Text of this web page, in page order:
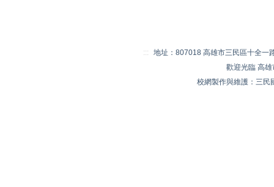
:::
地址：807018 高雄市三民區十全
歡迎光臨 高
校網製作與維護：三民